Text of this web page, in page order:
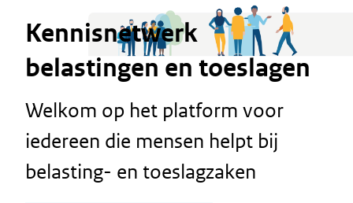
Kennisnetwerk
belastingen en toeslagen
Welkom op het platform voor
iedereen die mensen helpt bij
belasting- en toeslagzaken